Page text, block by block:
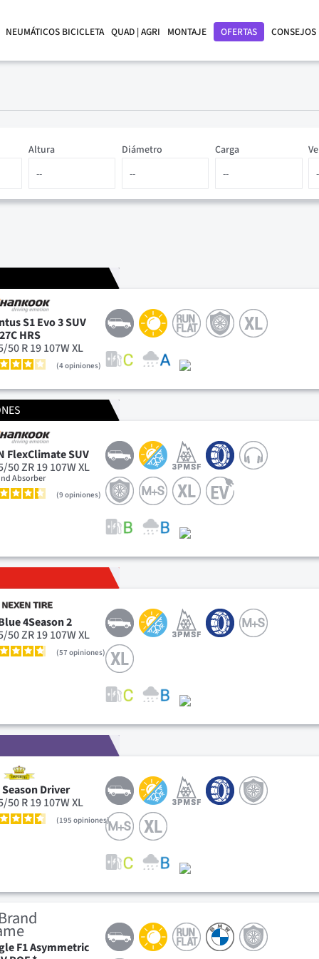
NEUMÁTICOS BICICLETA QUAD | AGRI MONTAJE OFERTAS CONSEJOS
Diámetro
Altura Carga
S1 Evo 3 SUV
HRS
50 R 19 107W XL
4opiniones
FlexClimate SUV
50 ZR 19 107W XL
Absorber
9opiniones
4Season 2
50 ZR 19 107W XL
57opiniones
Driver
50 R 19 107W XL
195opiniones
F1 Asymmetric